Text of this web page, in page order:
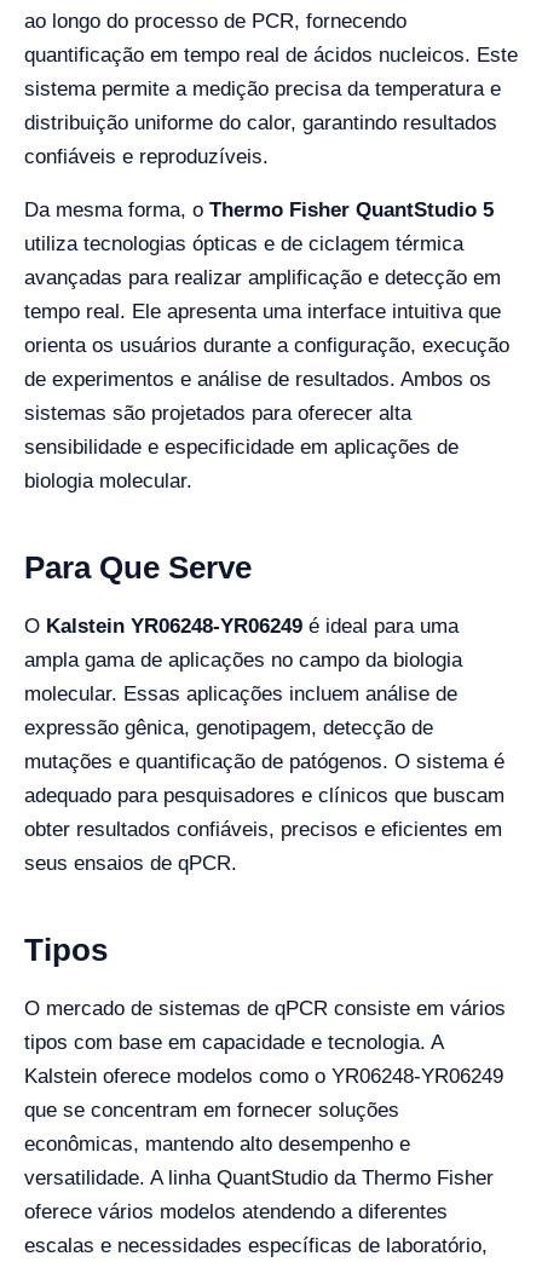
ao longo do processo de PCR, fornecendo
quantificação em tempo real de ácidos nucleicos. Este
sistema permite a medição precisa da temperatura e
distribuição uniforme do calor, garantindo resultados
confiáveis e reproduzíveis.
Da mesma forma, o Thermo Fisher QuantStudio 5
utiliza tecnologias ópticas e de ciclagem térmica
avançadas para realizar amplificação e detecção em
tempo real. Ele apresenta uma interface intuitiva que
orienta os usuários durante a configuração, execução
de experimentos e análise de resultados. Ambos os
sistemas são projetados para oferecer alta
sensibilidade e especificidade em aplicações de
biologia molecular.
Para Que Serve
O Kalstein YR06248-YR06249 é ideal para uma
ampla gama de aplicações no campo da biologia
molecular. Essas aplicações incluem análise de
expressão gênica, genotipagem, detecção de
mutações e quantificação de patógenos. O sistema é
adequado para pesquisadores e clínicos que buscam
obter resultados confiáveis, precisos e eficientes em
seus ensaios de qPCR.
Tipos
O mercado de sistemas de qPCR consiste em vários
tipos com base em capacidade e tecnologia. A
Kalstein oferece modelos como o YR06248-YR06249
que se concentram em fornecer soluções
econômicas, mantendo alto desempenho e
versatilidade. A linha QuantStudio da Thermo Fisher
oferece vários modelos atendendo a diferentes
escalas e necessidades específicas de laboratório,